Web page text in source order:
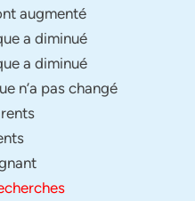
augmenté
a diminué
a diminué
n’a pas changé